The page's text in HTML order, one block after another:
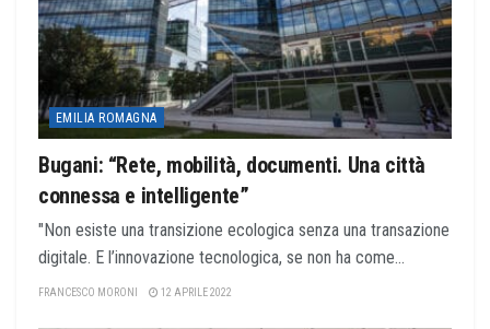
EMILIA ROMAGNA
Bugani: “Rete, mobilità, documenti. Una città
connessa e intelligente”
"Non esiste una transizione ecologica senza una transazione
digitale. E l’innovazione tecnologica, se non ha come...
FRANCESCO MORONI 12 APRILE 2022